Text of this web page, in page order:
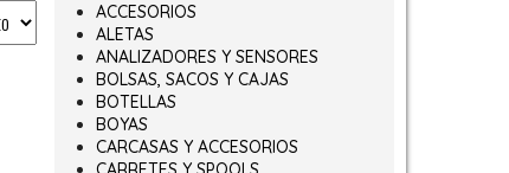
ACCESORIOS
ALETAS
ANALIZADORES Y SENSORES
BOLSAS, SACOS Y CAJAS
BOTELLAS
BOYAS
CARCASAS Y ACCESORIOS